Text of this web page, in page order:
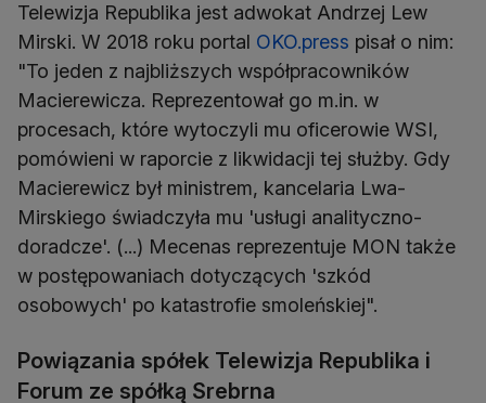
Telewizja Republika jest adwokat Andrzej Lew
Mirski. W 2018 roku portal OKO.press pisał o nim:
"To jeden z najbliższych współpracowników
Macierewicza. Reprezentował go m.in. w
procesach, które wytoczyli mu oficerowie WSI,
pomówieni w raporcie z likwidacji tej służby. Gdy
Macierewicz był ministrem, kancelaria Lwa-
Mirskiego świadczyła mu 'usługi analityczno-
doradcze'. (...) Mecenas reprezentuje MON także
w postępowaniach dotyczących 'szkód
osobowych' po katastrofie smoleńskiej".
Powiązania spółek Telewizja Republika i
Forum ze spółką Srebrna